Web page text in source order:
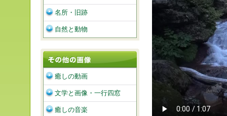
名所・旧跡
自然と動物
癒しの動画
文学と画像・一行四窓
癒しの音楽